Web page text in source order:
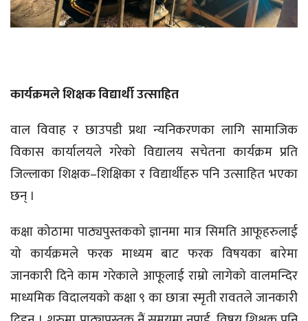
कार्यक्रमले शिक्षक विद्यार्थी उत्साहित
वाल विवाह र छाउपडी प्रथा न्यनिकरणका लागि सामाजिक
विकास कार्यालयले गरेको विद्यालय सचेतना कार्यक्रम प्रति
जिल्लाका शिक्षक–शिक्षिका र विद्यार्थीहरु पनि उत्साहित भएका
छन् ।
कक्षा कोठामा पाठ्यपुस्तकको ज्ञानमा मात्र सिमति आफूहरुलाई
यो कार्यक्रमले फरक माध्यम बाट फरक विषयका बारेमा
जानकारी दिने काम गरेकाले आफूलाई राम्रो लागेको वालमन्दिर
माध्यमिक विदालयको कक्षा ९ का छात्रा स्मृती रावतले जानकारी